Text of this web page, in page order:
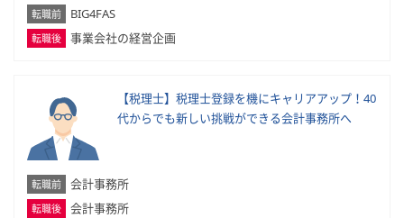
転職前 BIG4FAS
転職後 事業会社の経営企画
【税理士】税理士登録を機にキャリアアップ！40
代からでも新しい挑戦ができる会計事務所へ
転職前 会計事務所
転職後 会計事務所